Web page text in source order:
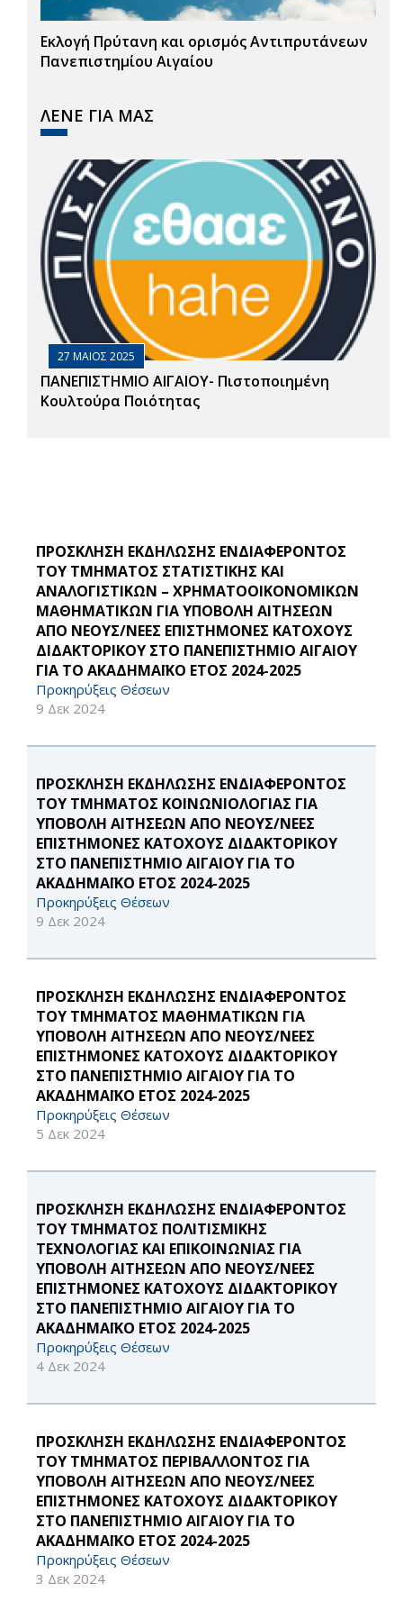
Εκλογή Πρύτανη και ορισμός Αντιπρυτάνεων
Πανεπιστημίου Αιγαίου
ΛΕΝΕ ΓΙΑ ΜΑΣ
27 ΜΑΙΟΣ 2025
ΠΑΝΕΠΙΣΤΗΜΙΟ ΑΙΓΑΙΟΥ- Πιστοποιημένη
Κουλτούρα Ποιότητας
ΠΡΟΣΚΛΗΣΗ ΕΚΔΗΛΩΣΗΣ ΕΝΔΙΑΦΕΡΟΝΤΟΣ
ΤΟΥ ΤΜΗΜΑΤΟΣ ΣΤΑΤΙΣΤΙΚΗΣ ΚΑΙ
ΑΝΑΛΟΓΙΣΤΙΚΩΝ – ΧΡΗΜΑΤΟΟΙΚΟΝΟΜΙΚΩΝ
ΜΑΘΗΜΑΤΙΚΩΝ ΓΙΑ ΥΠΟΒΟΛΗ ΑΙΤΗΣΕΩΝ
ΑΠΟ ΝΕΟΥΣ/ΝΕΕΣ ΕΠΙΣΤΗΜΟΝΕΣ ΚΑΤΟΧΟΥΣ
ΔΙΔΑΚΤΟΡΙΚΟΥ ΣΤΟ ΠΑΝΕΠΙΣΤΗΜΙΟ ΑΙΓΑΙΟΥ
ΓΙΑ ΤΟ ΑΚΑΔΗΜΑΪΚΟ ΕΤΟΣ 2024-2025
Προκηρύξεις Θέσεων
9 Δεκ 2024
ΠΡΟΣΚΛΗΣΗ ΕΚΔΗΛΩΣΗΣ ΕΝΔΙΑΦΕΡΟΝΤΟΣ
ΤΟΥ ΤΜΗΜΑΤΟΣ ΚΟΙΝΩΝΙΟΛΟΓΙΑΣ ΓΙΑ
ΥΠΟΒΟΛΗ ΑΙΤΗΣΕΩΝ ΑΠΟ ΝΕΟΥΣ/ΝΕΕΣ
ΕΠΙΣΤΗΜΟΝΕΣ ΚΑΤΟΧΟΥΣ ΔΙΔΑΚΤΟΡΙΚΟΥ
ΣΤΟ ΠΑΝΕΠΙΣΤΗΜΙΟ ΑΙΓΑΙΟΥ ΓΙΑ ΤΟ
ΑΚΑΔΗΜΑΪΚΟ ΕΤΟΣ 2024-2025
Προκηρύξεις Θέσεων
9 Δεκ 2024
ΠΡΟΣΚΛΗΣΗ ΕΚΔΗΛΩΣΗΣ ΕΝΔΙΑΦΕΡΟΝΤΟΣ
ΤΟΥ ΤΜΗΜΑΤΟΣ ΜΑΘΗΜΑΤΙΚΩΝ ΓΙΑ
ΥΠΟΒΟΛΗ ΑΙΤΗΣΕΩΝ ΑΠΟ ΝΕΟΥΣ/ΝΕΕΣ
ΕΠΙΣΤΗΜΟΝΕΣ ΚΑΤΟΧΟΥΣ ΔΙΔΑΚΤΟΡΙΚΟΥ
ΣΤΟ ΠΑΝΕΠΙΣΤΗΜΙΟ ΑΙΓΑΙΟΥ ΓΙΑ ΤΟ
ΑΚΑΔΗΜΑΪΚΟ ΕΤΟΣ 2024-2025
Προκηρύξεις Θέσεων
5 Δεκ 2024
ΠΡΟΣΚΛΗΣΗ ΕΚΔΗΛΩΣΗΣ ΕΝΔΙΑΦΕΡΟΝΤΟΣ
ΤΟΥ ΤΜΗΜΑΤΟΣ ΠΟΛΙΤΙΣΜΙΚΗΣ
ΤΕΧΝΟΛΟΓΙΑΣ ΚΑΙ ΕΠΙΚΟΙΝΩΝΙΑΣ ΓΙΑ
ΥΠΟΒΟΛΗ ΑΙΤΗΣΕΩΝ ΑΠΟ ΝΕΟΥΣ/ΝΕΕΣ
ΕΠΙΣΤΗΜΟΝΕΣ ΚΑΤΟΧΟΥΣ ΔΙΔΑΚΤΟΡΙΚΟΥ
ΣΤΟ ΠΑΝΕΠΙΣΤΗΜΙΟ ΑΙΓΑΙΟΥ ΓΙΑ ΤΟ
ΑΚΑΔΗΜΑΪΚΟ ΕΤΟΣ 2024-2025
Προκηρύξεις Θέσεων
4 Δεκ 2024
ΠΡΟΣΚΛΗΣΗ ΕΚΔΗΛΩΣΗΣ ΕΝΔΙΑΦΕΡΟΝΤΟΣ
ΤΟΥ ΤΜΗΜΑΤΟΣ ΠΕΡΙΒΑΛΛΟΝΤΟΣ ΓΙΑ
ΥΠΟΒΟΛΗ ΑΙΤΗΣΕΩΝ ΑΠΟ ΝΕΟΥΣ/ΝΕΕΣ
ΕΠΙΣΤΗΜΟΝΕΣ ΚΑΤΟΧΟΥΣ ΔΙΔΑΚΤΟΡΙΚΟΥ
ΣΤΟ ΠΑΝΕΠΙΣΤΗΜΙΟ ΑΙΓΑΙΟΥ ΓΙΑ ΤΟ
ΑΚΑΔΗΜΑΪΚΟ ΕΤΟΣ 2024-2025
Προκηρύξεις Θέσεων
3 Δεκ 2024